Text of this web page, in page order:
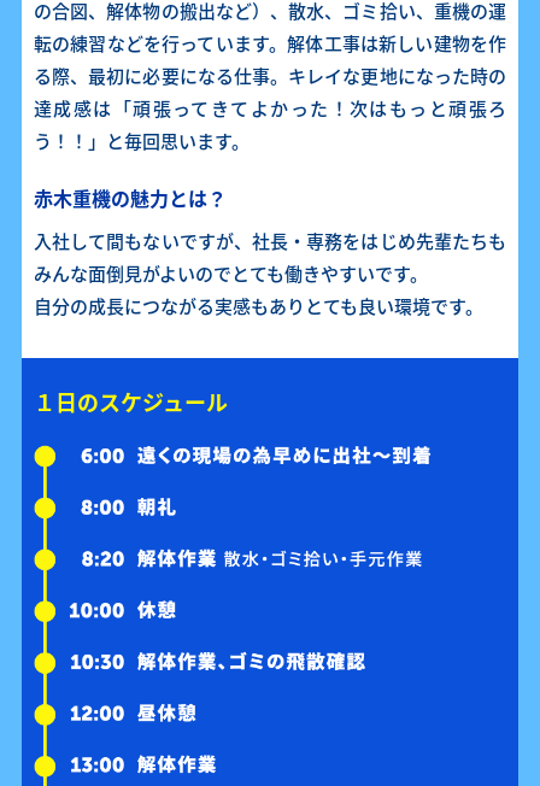
の合図、解体物の搬出など）、散水、ゴミ拾い、重機の運
転の練習などを行っています。解体工事は新しい建物を作
る際、最初に必要になる仕事。キレイな更地になった時の
達成感は「頑張ってきてよかった！次はもっと頑張ろ
う！！」と毎回思います。
赤木重機の魅力とは？
入社して間もないですが、社長・専務をはじめ先輩たちも
みんな面倒見がよいのでとても働きやすいです。
自分の成長につながる実感もありとても良い環境です。
１日のスケジュール